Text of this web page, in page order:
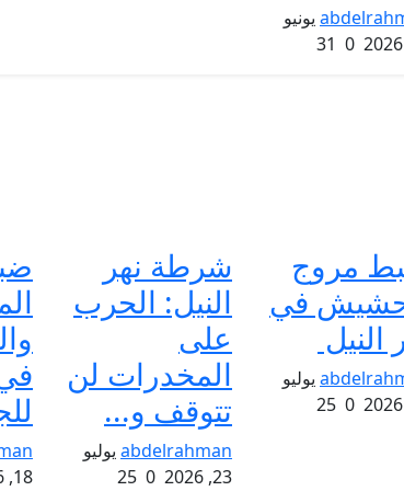
يونيو
مروج
في
النيل
يوليو
شرطة نهر
النيل: الحرب
على
المخدرات لن
تتوقف و...
abdelrahman يوليو
23, 2026
18, 2026